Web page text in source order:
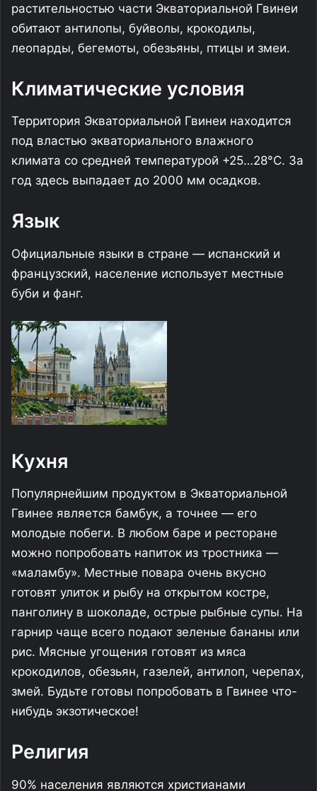
растительностью части Экваториальной Гвинеи
обитают антилопы, буйволы, крокодилы,
леопарды, бегемоты, обезьяны, птицы и змеи.
Климатические условия
Территория Экваториальной Гвинеи находится
под властью экваториального влажного
климата со средней температурой +25…28°C. За
год здесь выпадает до 2000 мм осадков.
Язык
Официальные языки в стране — испанский и
французский, население использует местные
буби и фанг.
Кухня
Популярнейшим продуктом в Экваториальной
Гвинее является бaмбук, а точнее — его
молодые побеги. В любом баре и ресторане
можно попробовать напиток из тростника —
«маламбу». Местные повара очень вкусно
готовят улиток и рыбу на открытом костре,
панголину в шоколаде, острые рыбные супы. На
гарнир чаще всего подают зеленые бананы или
рис. Мясные угощения готовят из мяса
крокодилов, обезьян, газелей, антилоп, черепах,
змей. Будьте готовы попробовать в Гвинее что-
нибудь экзотическое!
Религия
90% населения являются христианами